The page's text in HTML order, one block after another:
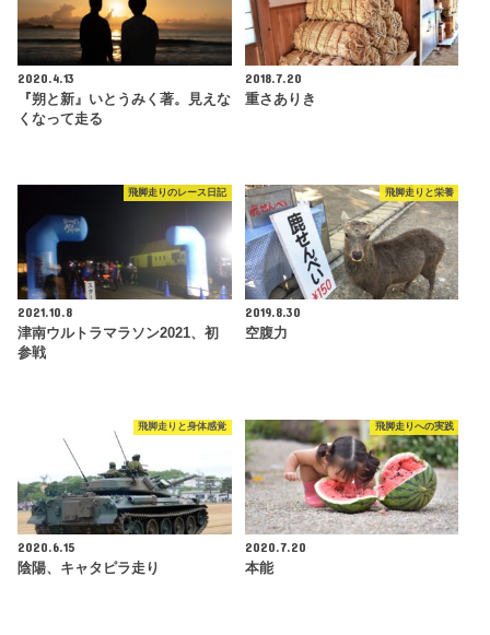
2020.4.13
『朔と新』いとうみく著。見えな
くなって走る
2018.7.20
重さありき
飛脚走りのレース日記
2021.10.8
津南ウルトラマラソン2021、初
参戦
飛脚走りと栄養
2019.8.30
空腹力
飛脚走りと身体感覚
2020.6.15
陰陽、キャタピラ走り
飛脚走りへの実践
2020.7.20
本能